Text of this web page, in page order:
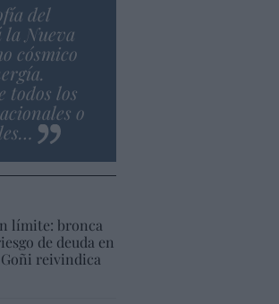
del
Nueva
cósmico
todos los
o
límite: bronca
de deuda en
reivindica